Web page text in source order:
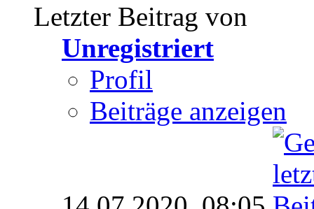
Letzter Beitrag von
Unregistriert
Profil
Beiträge anzeigen